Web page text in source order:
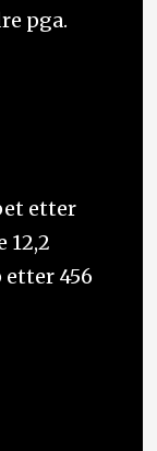
pga.
etter
12,2
456